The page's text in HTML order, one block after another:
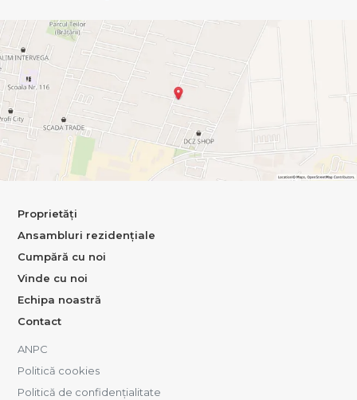
Proprietăți
Ansambluri rezidențiale
Cumpără cu noi
Vinde cu noi
Echipa noastră
Contact
ANPC
Politică cookies
Politică de confidențialitate